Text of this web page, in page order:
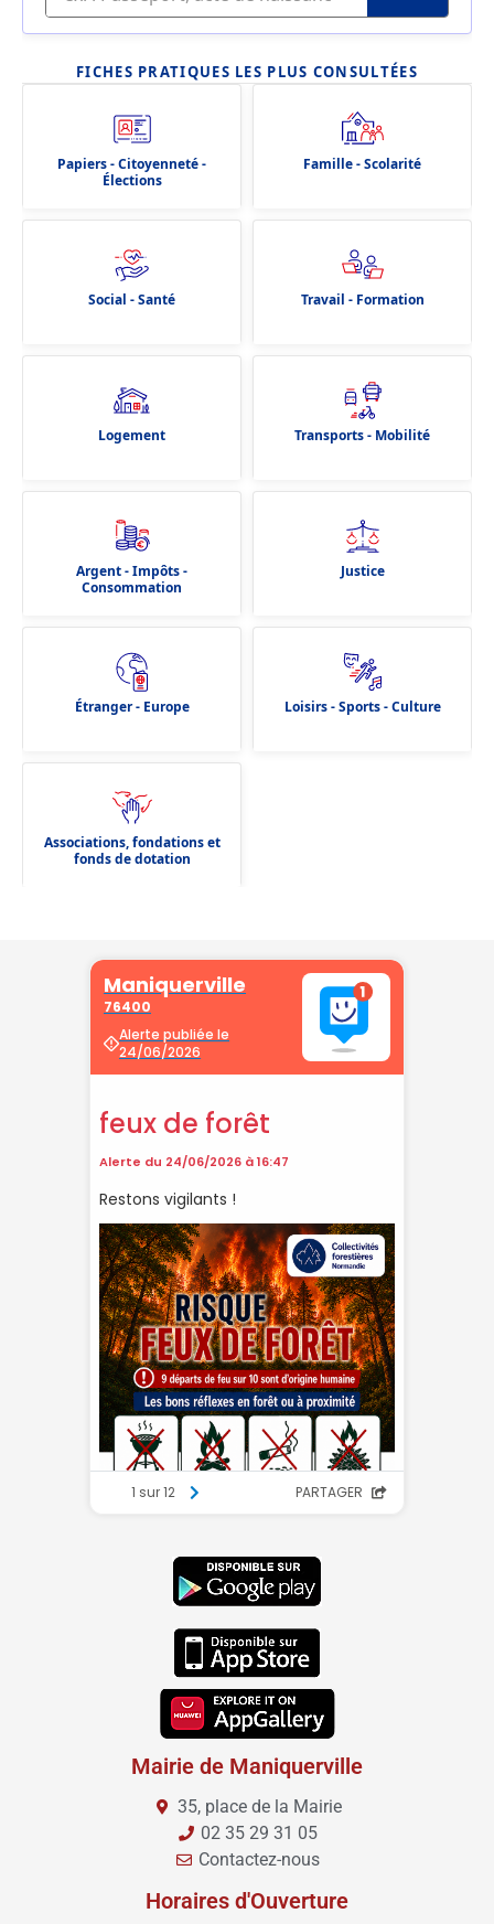
Mairie de Maniquerville
35, place de la Mairie
02 35 29 31 05
Contactez-nous
Horaires d'Ouverture
FICHES PRATIQUES LES PLUS CONSULTÉES
Papiers - Citoyenneté -
Élections
Famille - Scolarité
Social - Santé Travail - Formation
Logement Transports - Mobilité
Argent - Impôts -
Consommation
Justice
Étranger - Europe Loisirs - Sports - Culture
Associations, fondations et
fonds de dotation